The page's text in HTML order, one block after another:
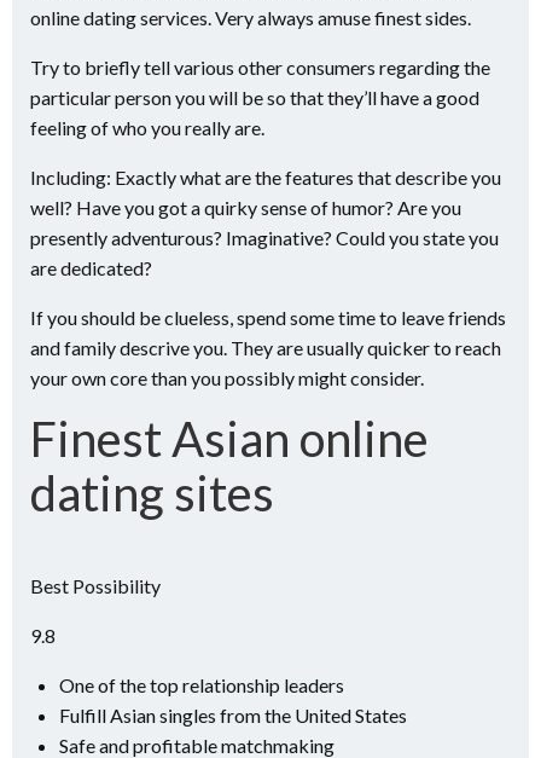
online dating services. Very always amuse finest sides.
Try to briefly tell various other consumers regarding the
particular person you will be so that they’ll have a good
feeling of who you really are.
Including: Exactly what are the features that describe you
well? Have you got a quirky sense of humor? Are you
presently adventurous? Imaginative? Could you state you
are dedicated?
If you should be clueless, spend some time to leave friends
and family descrive you. They are usually quicker to reach
your own core than you possibly might consider.
Finest Asian online
dating sites
Best Possibility
9.8
One of the top relationship leaders
Fulfill Asian singles from the United States
Safe and profitable matchmaking